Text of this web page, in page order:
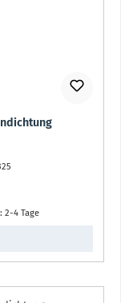
2-4 Tage